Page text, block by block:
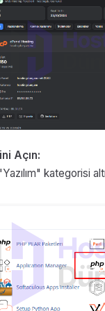
Açın:
kategorisi